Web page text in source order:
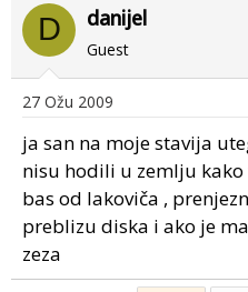
D danijel
Guest
27 Ožu 2009
ja san na moje stavija
nisu hodili u zemlju
bas od lakoviča ,
preblizu diska i ako je
zeza